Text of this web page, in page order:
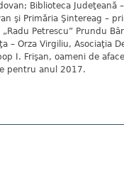
Biblioteca Judeţeană
şi Primăria Şintereag –
Petrescu” Prundu
– Orza Virgiliu, Asociaţia
I. Frişan, oameni de
pentru anul 2017.